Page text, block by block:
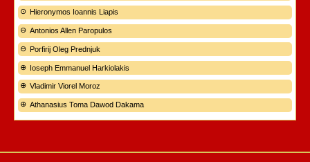
Hieronymos Ioannis Liapis
Antonios Allen Paropulos
Porfirij Oleg Prednjuk
Ioseph Emmanuel Harkiolakis
Vladimir Viorel Moroz
Athanasius Toma Dawod Dakama